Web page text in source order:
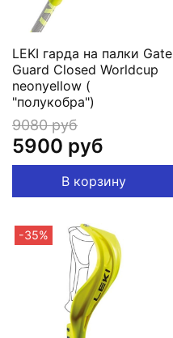
LEKI гарда на палки Gate
Guard Closed Worldcup
neonyellow (
"полукобра")
9080 руб
5900 руб
В корзину
-35%